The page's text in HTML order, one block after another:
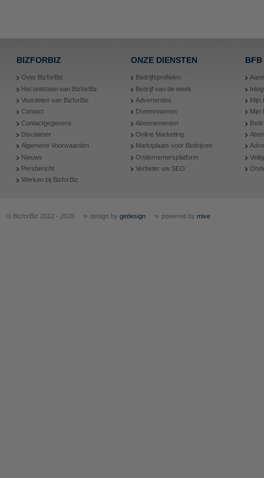
BIZFORBIZ
Over BizforBiz
Het ontstaan van BizforBiz
Voordelen van BizforBiz
Contact
Contactgegevens
Disclaimer
Algemene Voorwaarden
Nieuws
Persbericht
Werken bij BizforBiz
ONZE DIENSTEN
Bedrijfsprofielen
Bedrijf van de week
Advertenties
Domeinnamen
Abonnementen
Online Marketing
Marktplaats voor Bedrijven
Ondernemersplatform
Verbeter uw SEO
BFB
Mijn
Mijn
© BizforBiz 2012 - 2026 » design by gedesign » powered by mive